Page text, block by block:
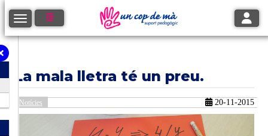
Toggle navigation
La mala lletra té un preu.
Notícies 20-11-2015